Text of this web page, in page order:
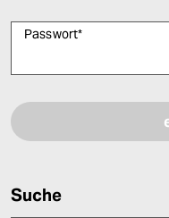
Passwort*
Suche